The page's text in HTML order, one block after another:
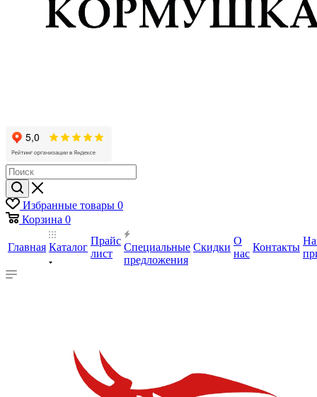
Избранные товары 0
Корзина 0
Главная Каталог
Прайс
лист
Специальные
предложения
Скидки
О
нас
Контакты